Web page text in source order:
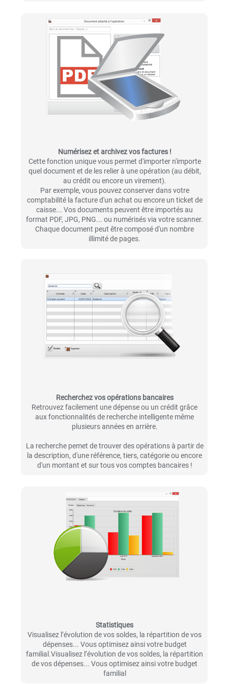
Numérisez et archivez vos factures !
Cette fonction unique vous permet d'importer n'importe
quel document et de les relier à une opération (au débit,
au crédit ou encore un virement).
Par exemple, vous pouvez conserver dans votre
comptabilité la facture d'un achat ou encore un ticket de
caisse... Vos documents peuvent être importés au
format PDF, JPG, PNG... ou numérisés via votre scanner.
Chaque document peut être composé d'un nombre
illimité de pages.
Recherchez vos opérations bancaires
Retrouvez facilement une dépense ou un crédit grâce
aux fonctionnalités de recherche intelligente même
plusieurs années en arrière.
La recherche pemet de trouver des opérations à partir de
la description, d'une référence, tiers, catégorie ou encore
d'un montant et sur tous vos comptes bancaires !
Statistiques
Visualisez l’évolution de vos soldes, la répartition de vos
dépenses... Vous optimisez ainsi votre budget
familial.Visualisez l’évolution de vos soldes, la répartition
de vos dépenses... Vous optimisez ainsi votre budget
familial